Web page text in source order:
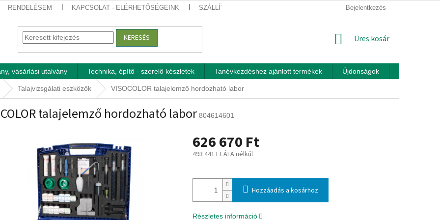
RENDELÉSEM KAPCSOLAT - ELÉRHETŐSÉGEINK SZÁLLÍTÁSI FELTÉTELEK ÜZLETI FELTÉTELEK (ÁSZF)
Bejelentkezés
KERESÉS KOSÁR
Üres kosár
vásárlási utalvány Technika, építő - szerelő készletek Tanévkezdéshez ajánlott termékek Újdonságok
Talajvizsgálati eszközök VISOCOLOR talajelemző hordozható labor
talajelemző hordozható labor 804614601
626 670 Ft
493 441 Ft ÁFA nélkül
Hozzáadás a kosárhoz
Részletes információ